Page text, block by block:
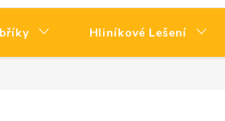
Hliníkové Lešení